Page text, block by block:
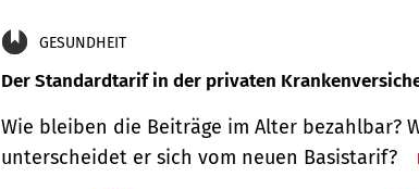
GESUNDHEIT
Der Standard­tarif in der privaten
Wie bleiben die Beiträge im Alter bezahlbar?
unterscheidet er sich vom neuen Basistarif?